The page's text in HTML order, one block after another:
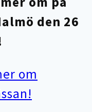
den 26
om